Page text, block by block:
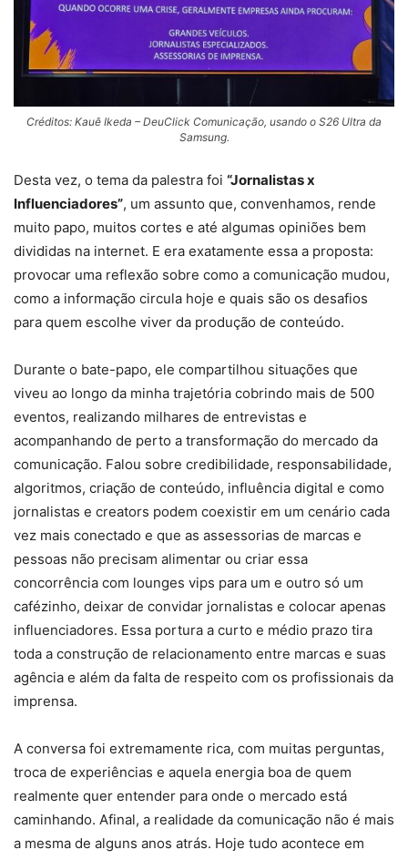
Créditos: Kauê Ikeda – DeuClick Comunicação, usando o S26 Ultra da
Samsung.
Desta vez, o tema da palestra foi “Jornalistas x
Influenciadores”, um assunto que, convenhamos, rende
muito papo, muitos cortes e até algumas opiniões bem
divididas na internet. E era exatamente essa a proposta:
provocar uma reflexão sobre como a comunicação mudou,
como a informação circula hoje e quais são os desafios
para quem escolhe viver da produção de conteúdo.
Durante o bate-papo, ele compartilhou situações que
viveu ao longo da minha trajetória cobrindo mais de 500
eventos, realizando milhares de entrevistas e
acompanhando de perto a transformação do mercado da
comunicação. Falou sobre credibilidade, responsabilidade,
algoritmos, criação de conteúdo, influência digital e como
jornalistas e creators podem coexistir em um cenário cada
vez mais conectado e que as assessorias de marcas e
pessoas não precisam alimentar ou criar essa
concorrência com lounges vips para um e outro só um
cafézinho, deixar de convidar jornalistas e colocar apenas
influenciadores. Essa portura a curto e médio prazo tira
toda a construção de relacionamento entre marcas e suas
agência e além da falta de respeito com os profissionais da
imprensa.
A conversa foi extremamente rica, com muitas perguntas,
troca de experiências e aquela energia boa de quem
realmente quer entender para onde o mercado está
caminhando. Afinal, a realidade da comunicação não é mais
a mesma de alguns anos atrás. Hoje tudo acontece em